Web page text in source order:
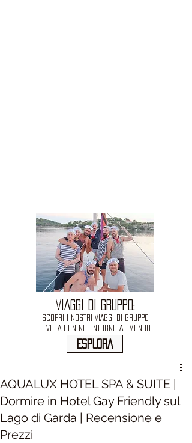
VIAGGI DI GRUPPO:
SCOPRI I NOSTRI VIAGGI DI GRUPPO
E VOLA CON NOI INTORNO AL MONDO
ESPLORA
AQUALUX HOTEL SPA & SUITE |
Dormire in Hotel Gay Friendly sul
Lago di Garda | Recensione e
Prezzi